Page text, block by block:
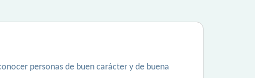
personas de buen carácter y de buena